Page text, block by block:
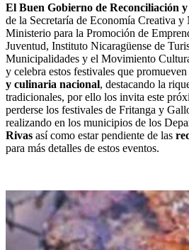
El Buen Gobierno de Reconciliación
de la Secretaría de Economía Creativa y
Ministerio para la Promoción de
Juventud, Instituto Nicaragüense de
Municipalidades y el Movimiento
y celebra estos festivales que promueven
y culinaria nacional, destacando la
tradicionales, por ello los invita este
perderse los festivales de Fritanga y
realizando en los municipios de los
Rivas así como estar pendiente de las
para más detalles de estos eventos.